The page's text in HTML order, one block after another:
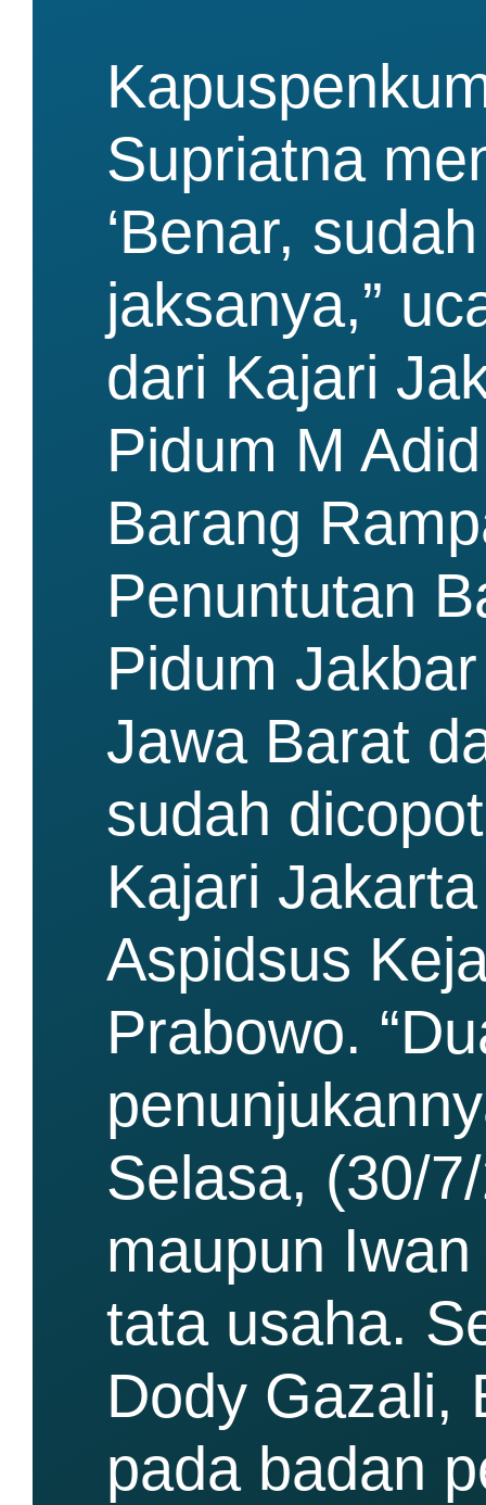
Supriatna
‘Benar,
jaksanya,”
dari Kajari
Pidum M
Barang
Penuntutan
Pidum
Jawa Barat
sudah
Kajari
Aspidsus
Prabowo.
Selasa, (30/
maupun
tata usaha.
Dody Gazali,
pada badan